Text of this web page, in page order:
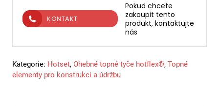
Pokud chcete
zakoupit tento
produkt, kontaktujte
nás
KONTAKT
Kategorie: Hotset, Ohebné topné tyče hotflex®, Topné
elementy pro konstrukci a údržbu